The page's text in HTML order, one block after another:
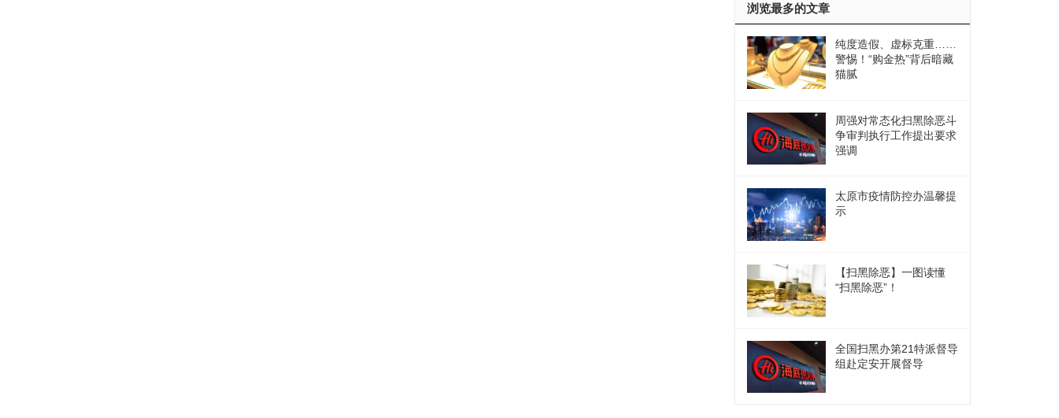
浏览最多的文章
纯度造假、虚标克重……
警惕！“购金热”背后暗藏
猫腻
周强对常态化扫黑除恶斗
争审判执行工作提出要求
强调
太原市疫情防控办温馨提
示
【扫黑除恶】一图读懂
“扫黑除恶”！
全国扫黑办第21特派督导
组赴定安开展督导